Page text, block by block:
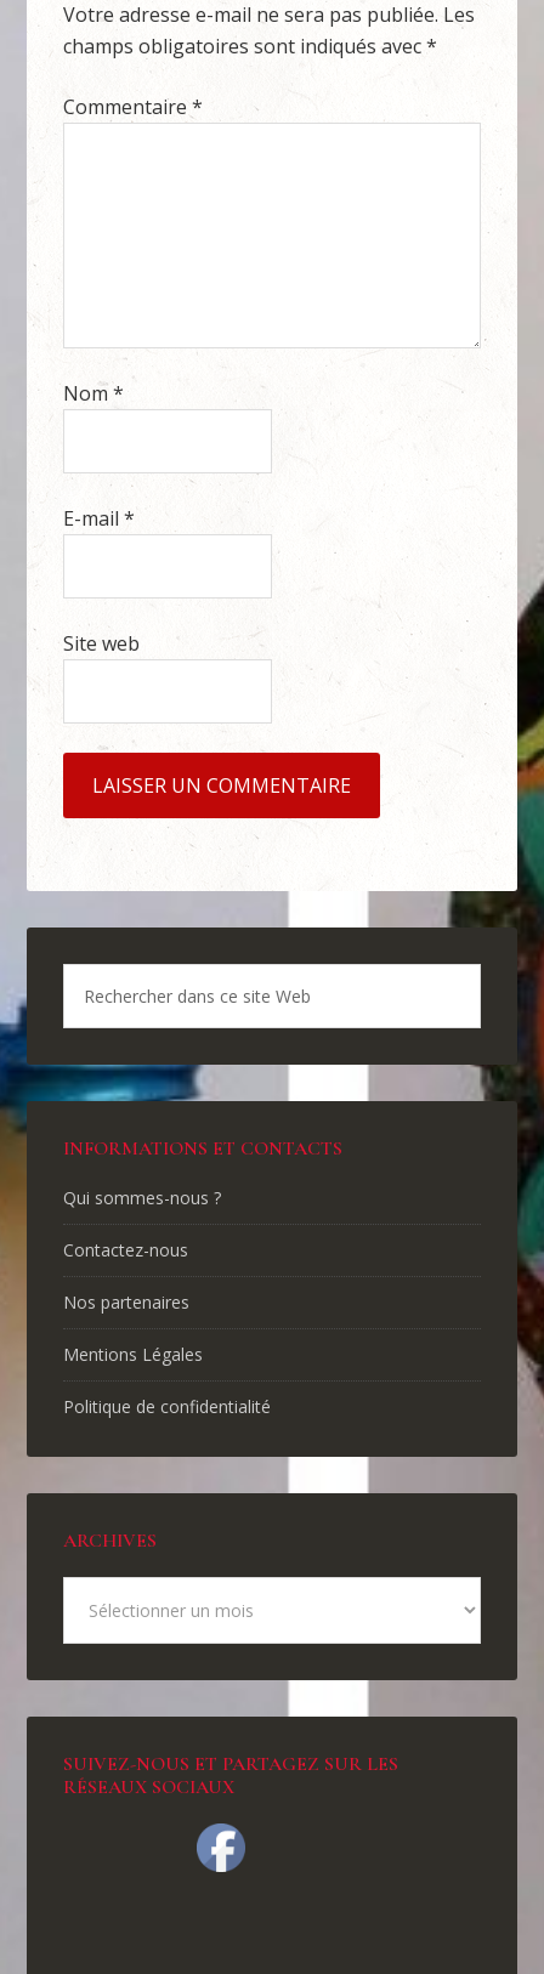
Votre adresse e-mail ne sera pas publiée. Les
champs obligatoires sont indiqués avec*
Commentaire*
Nom*
E-mail*
Site web
INFORMATIONS ET CONTACTS
Qui sommes-nous ?
Contactez-nous
Nos partenaires
Mentions Légales
Politique de confidentialité
ARCHIVES
SUIVEZ-NOUS ET PARTAGEZ SUR LES
RÉSEAUX SOCIAUX